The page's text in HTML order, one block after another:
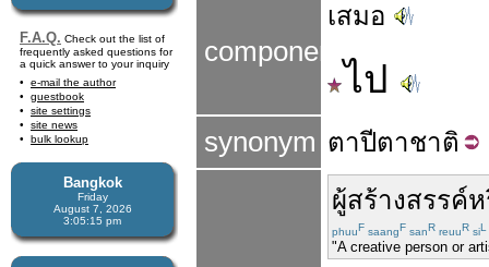
F.A.Q. Check out the list of
frequently asked questions for
a quick answer to your inquiry
e-mail the author
guestbook
site settings
site news
bulk lookup
Bangkok
Friday
August 7, 2026
3:05:16 pm
components
เสมอ
ไป
synonym ตาปีตาชาติ
ผู้สร้างสรรค์
phuuF saangF sanR reuuR siL
"A creative person or